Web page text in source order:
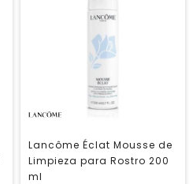
Lancôme Éclat Mousse de
Limpieza para Rostro 200
ml